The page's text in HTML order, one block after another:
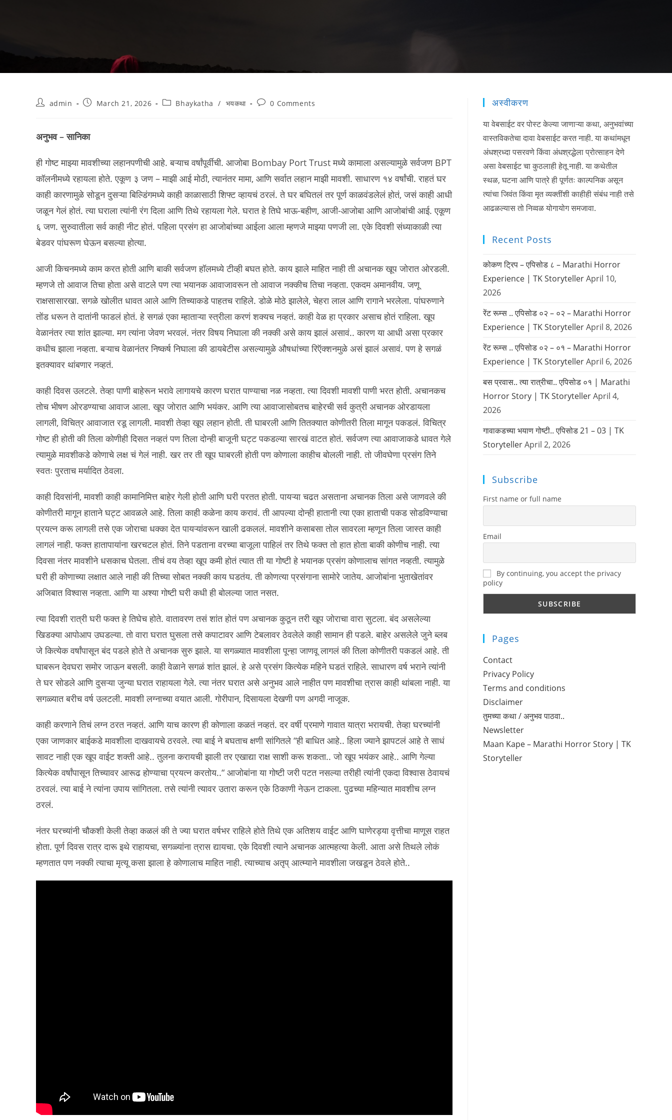
Postadmin
PostMarch 21, 2026
PostBhaykatha / भयकथा
Post0 Comments
अनुभव – सानिका
ही गोष्ट माझ्या मावशीच्या लहानपणीची आहे. बऱ्याच वर्षांपूर्वीची. आजोबा Bombay Port Trust मध्ये कामाला असल्यामुळे सर्वजण BPT
कॉलनीमध्ये रहायला होते. एकूण ३ जण – माझी आई मोठी, त्यानंतर मामा, आणि सर्वात लहान माझी मावशी. साधारण १४ वर्षांची. राहतं घर
काही कारणामुळे सोडून दुसऱ्या बिल्डिंगमध्ये काही काळासाठी शिफ्ट व्हायचं ठरलं. ते घर बघितलं तर पूर्ण काळवंडलेलं होतं, जसं काही आधी
जळून गेलं होतं. त्या घराला त्यांनी रंग दिला आणि तिथे रहायला गेले. घरात हे तिघे भाऊ-बहीण, आजी-आजोबा आणि आजोबांची आई. एकूण
६ जण. सुरुवातीला सर्व काही नीट होतं. पहिला प्रसंग हा आजोबांच्या आईला आला म्हणजे माझ्या पणजी ला. एके दिवशी संध्याकाळी त्या
बेडवर पांघरूण घेऊन बसल्या होत्या.
आजी किचनमध्ये काम करत होती आणि बाकी सर्वजण हॉलमध्ये टीव्ही बघत होते. काय झाले माहित नाही ती अचानक खूप जोरात ओरडली.
म्हणजे तो आवाज तिचा होता असे वाटले पण त्या भयानक आवाजावरून तो आवाज नक्कीच तिचा नव्हता. एकदम अमानवीय. जणू
राक्षसासारखा. सगळे खोलीत धावत आले आणि तिच्याकडे पाहतच राहिले. डोळे मोठे झालेले, चेहरा लाल आणि रागाने भरलेला. पांघरुणाने
तोंड धरून ते दातांनी फाडलं होतं. हे सगळं एका म्हाताऱ्या स्त्रीला करणं शक्यच नव्हतं. काही वेळ हा प्रकार असाच होतं राहिला. खूप
वेळानंतर त्या शांत झाल्या. मग त्यांना जेवण भरवलं. नंतर विषय निघाला की नक्की असे काय झालं असावं.. कारण या आधी असा प्रकार
कधीच झाला नव्हता. बऱ्याच वेळानंतर निष्कर्ष निघाला की डायबेटीस असल्यामुळे औषधांच्या रिऍक्शनमुळे असं झालं असावं. पण हे सगळं
इतक्यावर थांबणार नव्हतं.
काही दिवस उलटले. तेव्हा पाणी बाहेरून भरावे लागायचे कारण घरात पाण्याचा नळ नव्हता. त्या दिवशी मावशी पाणी भरत होती. अचानकच
तोच भीषण ओरडण्याचा आवाज आला. खूप जोरात आणि भयंकर. आणि त्या आवाजासोबतच बाहेरची सर्व कुत्री अचानक ओरडायला
लागली, विचित्र आवाजात रडू लागली. मावशी तेव्हा खूप लहान होती. ती घाबरली आणि तितक्यात कोणीतरी तिला मागून पकडलं. विचित्र
गोष्ट ही होती की तिला कोणीही दिसत नव्हतं पण तिला दोन्ही बाजूनी घट्ट पकडल्या सारखं वाटत होतं. सर्वजण त्या आवाजाकडे धावत गेले
त्यामुळे मावशीकडे कोणाचे लक्ष चं गेलं नाही. खर तर ती खूप घाबरली होती पण कोणाला काहीच बोलली नाही. तो जीवघेणा प्रसंग तिने
स्वतः पुरताच मर्यादित ठेवला.
काही दिवसांनी, मावशी काही कामानिमित्त बाहेर गेली होती आणि घरी परतत होती. पायऱ्या चढत असताना अचानक तिला असे जाणवले की
कोणीतरी मागून हाताने घट्ट आवळले आहे. तिला काही कळेना काय करावं. ती आपल्या दोन्ही हातानी त्या एका हाताची पकड सोडविण्याचा
प्रयत्न करू लागली तसे एक जोराचा धक्का देत पायऱ्यांवरून खाली ढकललं. मावशीने कसाबसा तोल सावरला म्हणून तिला जास्त काही
लागलं नाही. फक्त हातापायांना खरचटल होतं. तिने पडताना वरच्या बाजूला पाहिलं तर तिथे फक्त तो हात होता बाकी कोणीच नाही. त्या
दिवसा नंतर मावशीने धसकाच घेतला. तीचं वय तेव्हा खूप कमी होतं त्यात ती या गोष्टी हे भयानक प्रसंग कोणालाच सांगत नव्हती. त्यामुळे
घरी ही कोणाच्या लक्षात आले नाही की तिच्या सोबत नक्की काय घडतंय. ती कोणत्या प्रसंगाना सामोरे जातेय. आजोबांना भुताखेतांवर
अजिबात विश्वास नव्हता. आणि या अश्या गोष्टी घरी कधी ही बोलल्या जात नसत.
त्या दिवशी रात्री घरी फक्त हे तिघेच होते. वातावरण तसं शांत होतं पण अचानक कुठून तरी खूप जोराचा वारा सुटला. बंद असलेल्या
खिडक्या आपोआप उघडल्या. तो वारा घरात घुसला तसे कपाटावर आणि टेबलावर ठेवलेले काही सामान ही पडले. बाहेर असलेले जुने ब्लब
जे कित्येक वर्षांपासून बंद पडले होते ते अचानक सुरु झाले. या सगळ्यात मावशीला पून्हा जाणवू लागलं की तिला कोणीतरी पकडलं आहे. ती
घाबरून देवघरा समोर जाऊन बसली. काही वेळाने सगळं शांत झालं. हे असे प्रसंग कित्येक महिने घडतं राहिले. साधारण वर्ष भराने त्यांनी
ते घर सोडले आणि दुसऱ्या जुन्या घरात राहायला गेले. त्या नंतर घरात असे अनुभव आले नाहीत पण मावशीचा त्रास काही थांबला नाही. या
सगळ्यात बरीच वर्ष उलटली. मावशी लग्नाच्या वयात आली. गोरीपान, दिसायला देखणी पण अगदी नाजूक.
काही करणाने तिचं लग्न ठरत नव्हतं. आणि याच कारण ही कोणाला कळतं नव्हतं. दर वर्षी प्रमाणे गावात यात्रा भरायची. तेव्हा घरच्यांनी
एका जाणकार बाईकडे मावशीला दाखवायचे ठरवले. त्या बाई ने बघताच क्षणी सांगितले “ही बाधित आहे.. हिला ज्याने झापटलं आहे ते साधं
सावट नाही एक खूप वाईट शक्ती आहे.. तुलना करायची झाली तर एखाद्या राक्ष साशी करू शकता.. जो खूप भयंकर आहे.. आणि गेल्या
कित्येक वर्षांपासून तिच्यावर आरूढ होण्याचा प्रयत्न करतोय..“ आजोबांना या गोष्टी जरी पटत नसल्या तरीही त्यांनी एकदा विश्वास ठेवायचं
ठरवलं. त्या बाई ने त्यांना उपाय सांगितला. तसे त्यांनी त्यावर उतारा करून एके ठिकाणी नेऊन टाकला. पुढच्या महिन्यात मावशीच लग्न
ठरलं.
नंतर घरच्यांनी चौकशी केली तेव्हा कळलं की ते ज्या घरात वर्षभर राहिले होते तिथे एक अतिशय वाईट आणि घाणेरड्या वृत्तीचा माणूस राहत
होता. पूर्ण दिवस रात्र दारू इथे राहायचा, सगळ्यांना त्रास द्यायचा. एके दिवशी त्याने अचानक आत्महत्या केली. आता असे तिथले लोकं
म्हणतात पण नक्की त्याचा मृत्यू कसा झाला हे कोणालाच माहित नाही. त्याच्याच अतृप् आत्म्याने मावशीला जखडून ठेवले होते..
अस्वीकरण
या वेबसाईट वर पोस्ट केल्या जाणाऱ्या कथा, अनुभवांच्या
वास्तविकतेचा दावा वेबसाईट करत नाही. या कथांमधून
अंधश्रध्दा पसरवणे किंवा अंधश्रद्धेला प्रोत्साहन देणे
असा वेबसाईट चा कुठलाही हेतू नाही. या कथेतील
स्थळ, घटना आणि पात्रे ही पूर्णतः काल्पनिक असून
त्यांचा जिवंत किंवा मृत व्यक्तींशी काहीही संबंध नाही तसे
आढळल्यास तो निव्वळ योगायोग समजावा.
Recent Posts
कोकण ट्रिप – एपिसोड ८ – Marathi Horror
Experience | TK StorytellerApril 10,
2026
रेंट रूम्स .. एपिसोड ०२ – ०२ – Marathi Horror
Experience | TK StorytellerApril 8, 2026
रेंट रूम्स .. एपिसोड ०२ – ०१ – Marathi Horror
Experience | TK StorytellerApril 6, 2026
बस प्रवास.. त्या रात्रीचा.. एपिसोड ०१ | Marathi
Horror Story | TK StorytellerApril 4,
2026
गावाकडच्या भयाण गोष्टी.. एपिसोड 21 – 03 | TK
StorytellerApril 2, 2026
Subscribe
First name or full name
Email
By continuing, you accept the privacy
policy
Pages
Contact
Privacy Policy
Terms and conditions
Disclaimer
तुमच्या कथा / अनुभव पाठवा..
Newsletter
Maan Kape – Marathi Horror Story | TK
Storyteller